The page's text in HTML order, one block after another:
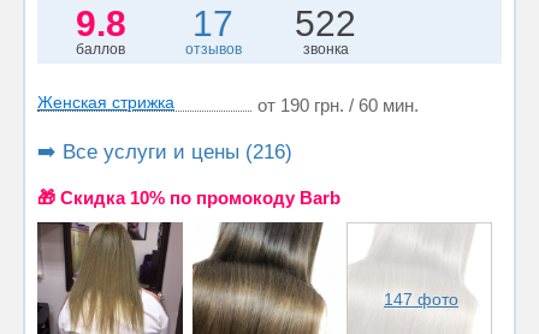
9.8
баллов
17
отзывов
522
звонка
Женская стрижка от 190 грн. / 60 мин.
➡️ Все услуги и цены (216)
🎁 Cкидка 10% по промокоду Barb
147 фото